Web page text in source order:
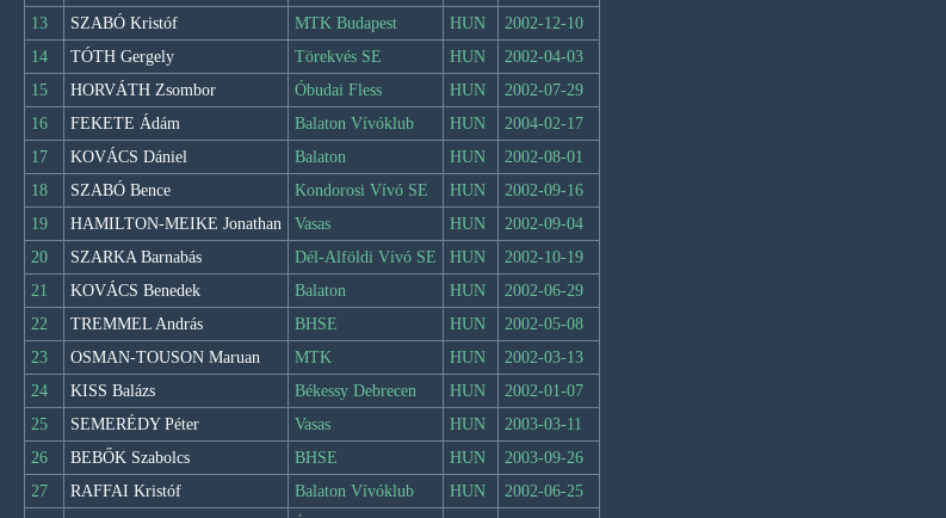
13
SZABÓ Kristóf MTK Budapest HUN
2002-12-10
14
TÓTH Gergely Törekvés SE HUN
2002-04-03
15
HORVÁTH Zsombor Óbudai Fless HUN
2002-07-29
16
FEKETE Ádám Balaton Vívóklub HUN
2004-02-17
17
KOVÁCS Dániel Balaton HUN
2002-08-01
18
SZABÓ Bence Kondorosi Vívó SE HUN
2002-09-16
19
HAMILTON-MEIKE Jonathan Vasas HUN
2002-09-04
20
SZARKA Barnabás Dél-Alföldi Vívó SE HUN
2002-10-19
21
KOVÁCS Benedek Balaton HUN
2002-06-29
22
TREMMEL András BHSE HUN
2002-05-08
23
OSMAN-TOUSON Maruan MTK HUN
2002-03-13
24
KISS Balázs Békessy Debrecen HUN
2002-01-07
25
SEMERÉDY Péter Vasas HUN
2003-03-11
26
BEBŐK Szabolcs BHSE HUN
2003-09-26
27
RAFFAI Kristóf Balaton Vívóklub HUN
2002-06-25